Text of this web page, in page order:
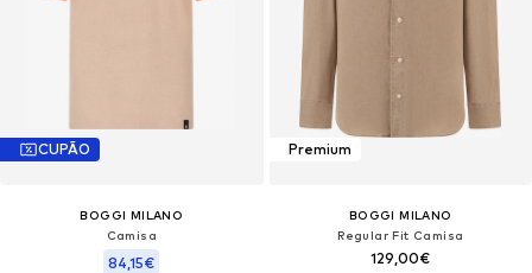
CUPÃO
BOGGI MILANO
Camisa
84,15€
Premium
BOGGI MILANO
Regular Fit Camisa
129,00€